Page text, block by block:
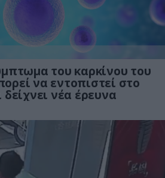
του καρκίνου του
να εντοπιστεί στο
νέα έρευνα